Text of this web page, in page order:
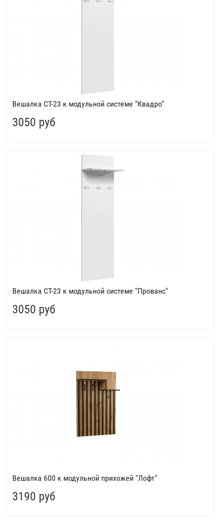
Вешалка СТ-23 к модульной системе "Квадро"
3050 руб
Вешалка СТ-23 к модульной системе "Прованс"
3050 руб
Вешалка 600 к модульной прихожей "Лофт"
3190 руб